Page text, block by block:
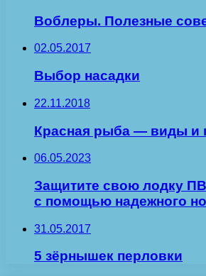
Воблеры. Полезные
02.05.2017
Выбор насадки
22.11.2018
Красная рыба — виды и
06.05.2023
Защитите свою лодку
с помощью надежного
31.05.2017
5 зёрнышек перловки